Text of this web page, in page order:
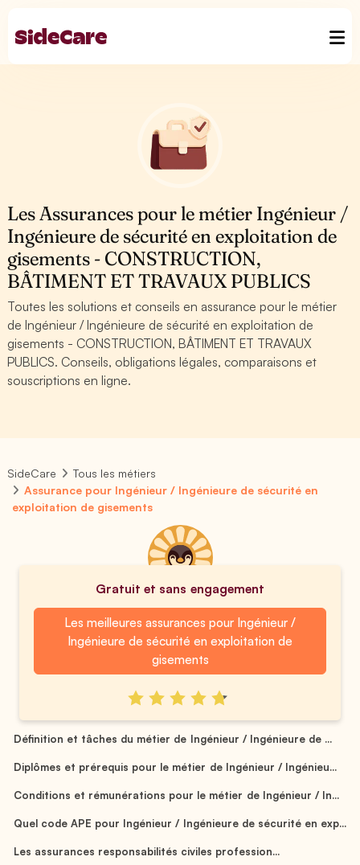
Les Assurances pour le métier Ingénieur /
Ingénieure de sécurité en exploitation de
gisements - CONSTRUCTION,
BÂTIMENT ET TRAVAUX PUBLICS
Toutes les solutions et conseils en assurance pour le métier
de Ingénieur / Ingénieure de sécurité en exploitation de
gisements - CONSTRUCTION, BÂTIMENT ET TRAVAUX
PUBLICS. Conseils, obligations légales, comparaisons et
souscriptions en ligne.
SideCare
Tous les métiers
Assurance pour Ingénieur / Ingénieure de sécurité en
exploitation de gisements
Gratuit et sans engagement
Les meilleures assurances pour Ingénieur /
Ingénieure de sécurité en exploitation de
gisements
Définition et tâches du métier de Ingénieur / Ingénieure de ...
Diplômes et prérequis pour le métier de Ingénieur / Ingénieu...
Conditions et rémunérations pour le métier de Ingénieur / In...
Quel code APE pour Ingénieur / Ingénieure de sécurité en exp...
Les assurances responsabilités civiles profession...